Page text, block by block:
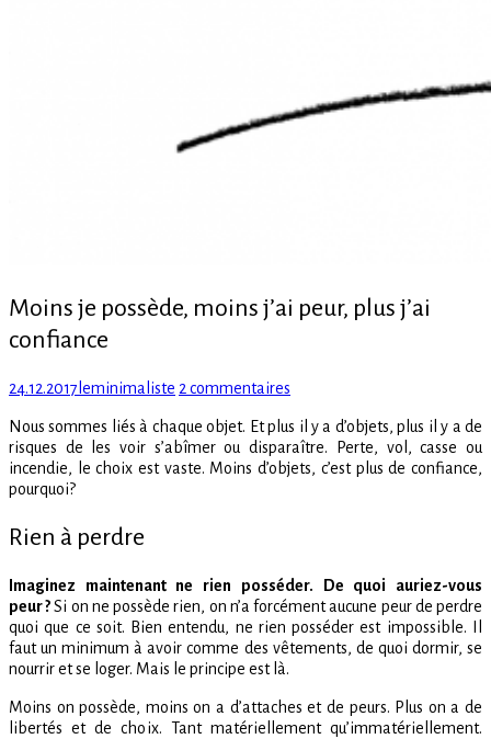
Moins je possède, moins j’ai peur, plus j’ai
confiance
Posted
24.12.2017 Author
leminimaliste 2 commentaires
je
possède,
moins
confiance
Nous sommes liés à chaque objet. Et plus il y a d’objets, plus il y a de
risques de les voir s’abîmer ou disparaître. Perte, vol, casse ou
incendie, le choix est vaste. Moins d’objets, c’est plus de confiance,
pourquoi?
Rien à perdre
Imaginez maintenant ne rien posséder. De quoi auriez-vous
peur ? Si on ne possède rien, on n’a forcément aucune peur de perdre
quoi que ce soit. Bien entendu, ne rien posséder est impossible. Il
faut un minimum à avoir comme des vêtements, de quoi dormir, se
nourrir et se loger. Mais le principe est là.
Moins on possède, moins on a d’attaches et de peurs. Plus on a de
libertés et de choix. Tant matériellement qu’immatériellement.